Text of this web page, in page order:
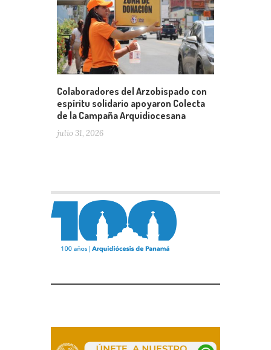
Colaboradores del Arzobispado con
espíritu solidario apoyaron Colecta
de la Campaña Arquidiocesana
julio 31, 2026